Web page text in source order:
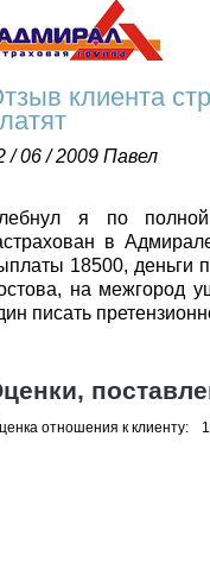
клиента
/ 06 / 2009 Павел
я по
в
18500, деньги
на межгород
писать
отношения к клиенту: 1